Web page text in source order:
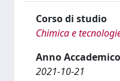
Corso di studio
Chimica e
Anno Accademico
2021-10-21